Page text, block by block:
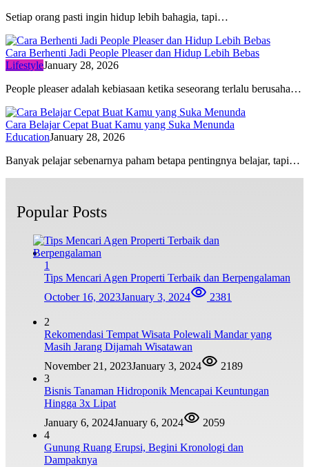
Setiap orang pasti ingin hidup lebih bahagia, tapi…
Cara Berhenti Jadi People Pleaser dan Hidup Lebih Bebas
LifestyleJanuary 28, 2026
People pleaser adalah kebiasaan ketika seseorang terlalu berusaha…
Cara Belajar Cepat Buat Kamu yang Suka Menunda
EducationJanuary 28, 2026
Banyak pelajar sebenarnya paham betapa pentingnya belajar, tapi…
Popular Posts
1
Tips Mencari Agen Properti Terbaik dan Berpengalaman
October 16, 2023January 3, 2024 2381
2
Rekomendasi Tempat Wisata Polewali Mandar yang
Masih Jarang Dijamah Wisatawan
November 21, 2023January 3, 2024
2189
3
Bisnis Tanaman Hidroponik Mencapai Keuntungan
Hingga 3x Lipat
January 6, 2024January 6, 2024
2059
4
Gunung Ruang Erupsi, Begini Kronologi dan
Dampaknya